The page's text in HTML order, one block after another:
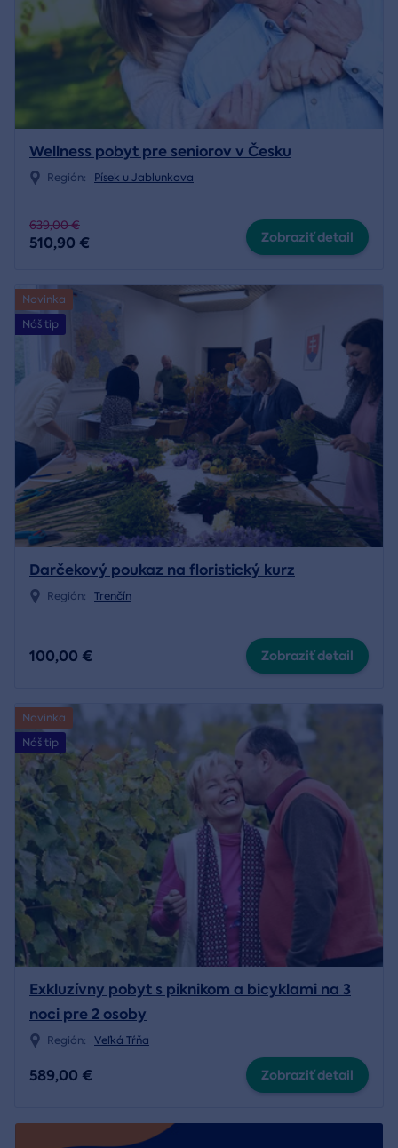
Wellness pobyt pre seniorov v Česku
Región: Písek u Jablunkova
639,00 €
510,90 € Zobraziť detail
Novinka
Náš tip
Darčekový poukaz na floristický kurz
Región: Trenčín
100,00 € Zobraziť detail
Novinka
Náš tip
Exkluzívny pobyt s piknikom a bicyklami na 3
noci pre 2 osoby
Región: Veľká Tŕňa
589,00 € Zobraziť detail